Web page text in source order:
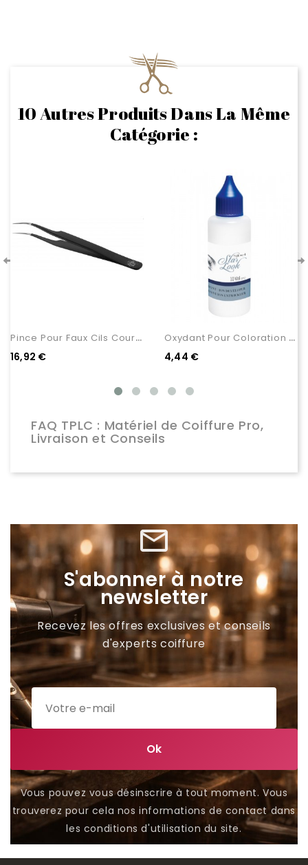
10 Autres Produits Dans La Même
Catégorie :
P
Ince Pour Faux Cils Courbée
16,92 €
O
Xydant Pour Coloration Des...
4,44 €
FAQ TPLC : Matériel de Coiffure Pro,
Livraison et Conseils
mail_outline
S'abonner à notre
newsletter
Recevez les offres exclusives et conseils
d'experts coiffure
Vous pouvez vous désinscrire à tout moment. Vous
trouverez pour cela nos informations de contact dans
les conditions d'utilisation du site.